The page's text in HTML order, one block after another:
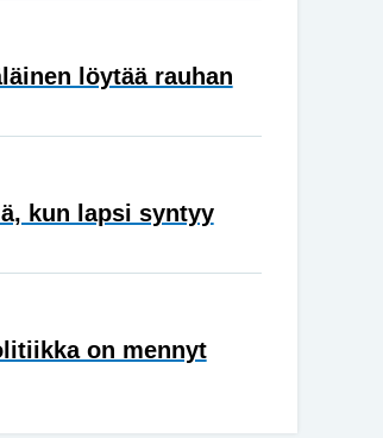
löytää rauhan
kun lapsi syntyy
on mennyt